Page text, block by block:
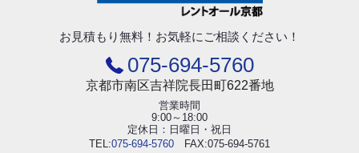
お見積もり無料！ お気軽にご相談ください！
075-694-5760
京都市南区吉祥院長田町622番地
営業時間
9:00～18:00
定休日：日曜日・祝日
TEL:075-694-5760 FAX:075-694-5761